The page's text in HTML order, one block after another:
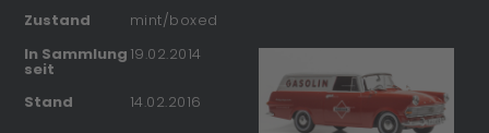
Zustand
mint/boxed
In Sammlung
seit
19.02.2014
Stand 14.02.2016